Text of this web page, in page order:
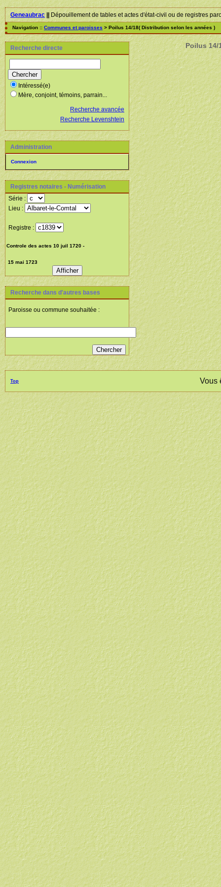
Geneaubrac||Dépouillement de tables et actes d'état-civil ou de registres
Navigation :: Communes et paroisses > Poilus 14/18( Distribution selon les années )
Recherche directe
Intéressé(e)
Mère, conjoint, témoins, parrain...
Recherche avancée
Recherche Levenshtein
Administration
Connexion
Registres notaires - Numérisation
Série :
Lieu :
Registre :
Recherche dans d'autres bases
Paroisse ou commune souhaitée :
Poilus 14/
Top Vous